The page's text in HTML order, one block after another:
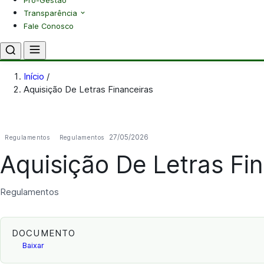
Transparência
Fale Conosco
Início /
Aquisição De Letras Financeiras
Regulamentos Regulamentos 27/05/2026
Aquisição De Letras
Regulamentos
DOCUMENTO
Baixar